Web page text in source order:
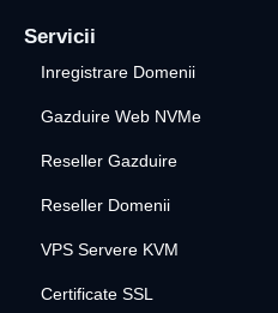
Servicii
Inregistrare Domenii
Gazduire Web NVMe
Reseller Gazduire
Reseller Domenii
VPS Servere KVM
Certificate SSL